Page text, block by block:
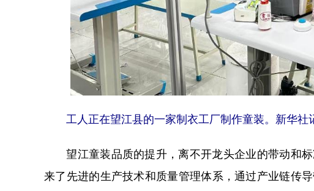
工人正在望江县的一家制衣工厂制作童装。新华社
望江童装品质的提升，离不开龙头企业的带动和标
来了先进的生产技术和质量管理体系，通过产业链传